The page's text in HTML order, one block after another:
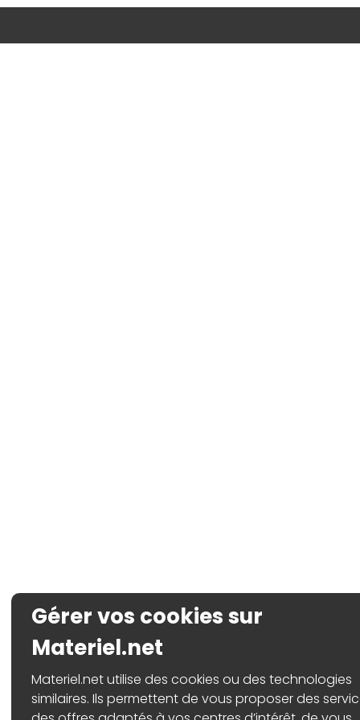
Gérer vos cookies sur
Materiel.net
Materiel.net utilise des cookies ou des technologies
similaires. Ils permettent de vous proposer des